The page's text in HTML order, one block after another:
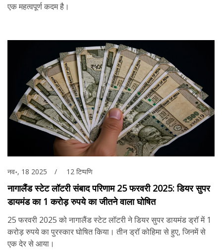
एक महत्वपूर्ण कदम है।
नव॰, 18 2025 12 टिप्पणि
नागालैंड स्टेट लॉटरी संबाद परिणाम 25 फरवरी 2025: डियर सुपर
डायमंड का 1 करोड़ रुपये का जीतने वाला घोषित
25 फरवरी 2025 को नागालैंड स्टेट लॉटरी ने डियर सुपर डायमंड ड्रॉ में 1
करोड़ रुपये का पुरस्कार घोषित किया। तीन ड्रॉ कोहिमा से हुए, जिनमें से
एक देर से आया।